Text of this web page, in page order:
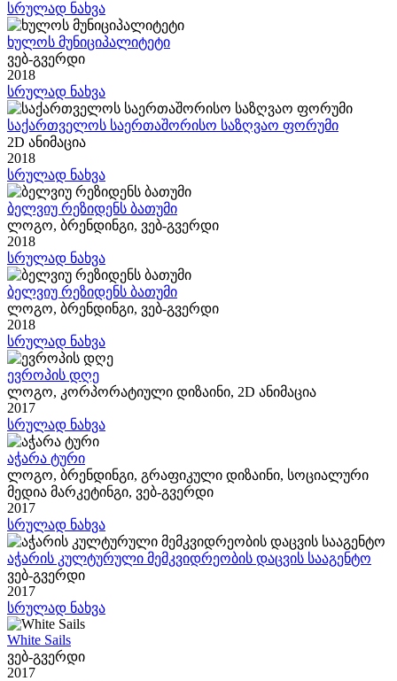
სრულად ნახვა
ხულოს მუნიციპალიტეტი
ვებ-გვერდი
2018
სრულად ნახვა
საქართველოს საერთაშორისო საზღვაო ფორუმი
2D ანიმაცია
2018
სრულად ნახვა
ბელვიუ რეზიდენს ბათუმი
ლოგო, ბრენდინგი, ვებ-გვერდი
2018
სრულად ნახვა
ბელვიუ რეზიდენს ბათუმი
ლოგო, ბრენდინგი, ვებ-გვერდი
2018
სრულად ნახვა
ევროპის დღე
ლოგო, კორპორატიული დიზაინი, 2D ანიმაცია
2017
სრულად ნახვა
აჭარა ტური
ლოგო, ბრენდინგი, გრაფიკული დიზაინი, სოციალური
მედია მარკეტინგი, ვებ-გვერდი
2017
სრულად ნახვა
აჭარის კულტურული მემკვიდრეობის დაცვის სააგენტო
ვებ-გვერდი
2017
სრულად ნახვა
White Sails
ვებ-გვერდი
2017